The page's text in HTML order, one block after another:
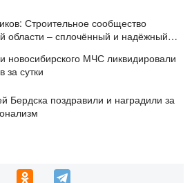
Строительное сообщество
области – сплочённый и надёжный
новосибирского МЧС ликвидировали
за сутки
Бердска поздравили и наградили за